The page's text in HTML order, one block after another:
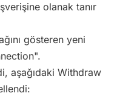
olanak tanır
gösteren yeni
aşağıdaki Withdraw